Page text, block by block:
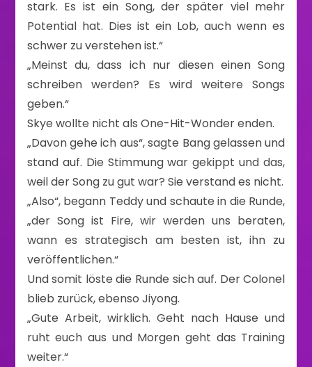
stark. Es ist ein Song, der später viel mehr
Potential hat. Dies ist ein Lob, auch wenn es
schwer zu verstehen ist.“
„Meinst du, dass ich nur diesen einen Song
schreiben werden? Es wird weitere Songs
geben.“
Skye wollte nicht als One-Hit-Wonder enden.
„Davon gehe ich aus“, sagte Bang gelassen und
stand auf. Die Stimmung war gekippt und das,
weil der Song zu gut war? Sie verstand es nicht.
„Also“, begann Teddy und schaute in die Runde,
„der Song ist Fire, wir werden uns beraten,
wann es strategisch am besten ist, ihn zu
veröffentlichen.“
Und somit löste die Runde sich auf. Der Colonel
blieb zurück, ebenso Jiyong.
„Gute Arbeit, wirklich. Geht nach Hause und
ruht euch aus und Morgen geht das Training
weiter.“